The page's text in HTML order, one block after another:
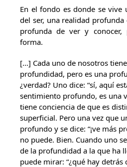
En el fondo es donde se vive
del ser, una realidad profunda
profunda de ver y conocer,
forma.
[…] Cada uno de nosotros
profundidad, pero es una
¿verdad? Uno dice: “sí, aquí
sentimiento profundo, es una
tiene conciencia de que es
superficial. Pero una vez que
profundo y se dice: “¡ve más
no puede. Bien. Cuando uno
de la profundidad a la que ha
puede mirar: “¿qué hay detrás